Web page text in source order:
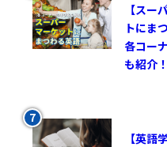
【スー
トにま
各コー
も紹介！
【英語